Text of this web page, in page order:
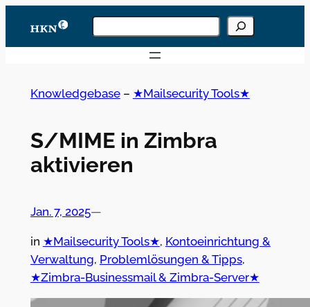
Inhalt
springen
Knowledgebase
durchsuchen
Knowledgebase– ★Mailsecurity Tools★
S/MIME in Zimbra
aktivieren
Jan. 7, 2025—
in ★Mailsecurity Tools★, Kontoeinrichtung &
Verwaltung, Problemlösungen & Tipps
★Zimbra-Businessmail & Zimbra-Server★